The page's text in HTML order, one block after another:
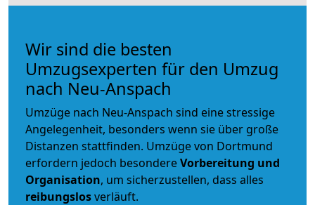
Wir sind die besten
Umzugsexperten für den Umzug
nach Neu-Anspach
Umzüge nach Neu-Anspach sind eine stressige
Angelegenheit, besonders wenn sie über große
Distanzen stattfinden. Umzüge von Dortmund
erfordern jedoch besondereVorbereitung und
Organisation, um sicherzustellen, dass alles
reibungslosverläuft.